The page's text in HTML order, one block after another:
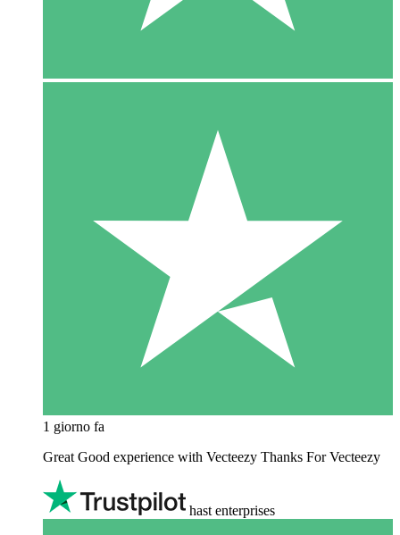
1 giorno fa
Great Good experience with Vecteezy Thanks For Vecteezy
hast enterprises